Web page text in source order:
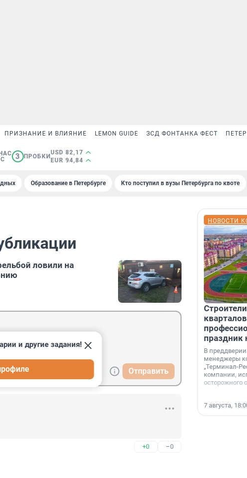
ПРИЗНАНИЕ И ВЛИЯНИЕ LEMON GUIDE ЗСД ФОНТАНКА ФЕСТ
3 ПРОБКИ
USD 82,17
EUR 94,84
Образование в Петербурге Кто поступил в вузы Петербурга по квоте
ловили на
Отправить
и другие задания!
+0 –0
НОВОСТИ
праздник
В
менеджеры
„Терминал-
компании,
осторожного
7 августа,